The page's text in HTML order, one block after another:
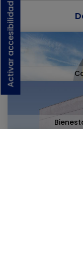
Activar accesibilidad